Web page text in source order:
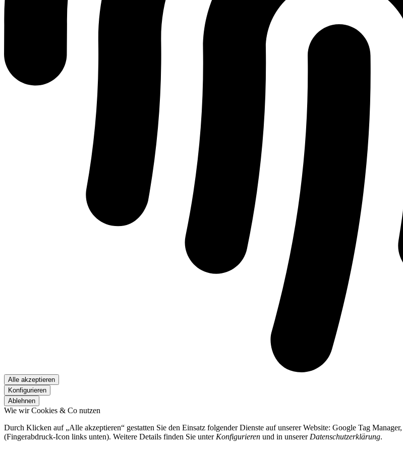
Alle akzeptieren
Konfigurieren
Ablehnen
Wie wir Cookies & Co nutzen
Durch Klicken auf „Alle akzeptieren“ gestatten Sie den Einsatz folgender Dienste auf unserer Website: Google Tag
(Fingerabdruck-Icon links unten). Weitere Details finden Sie unter Konfigurieren und in unserer Datenschutzerklärung.